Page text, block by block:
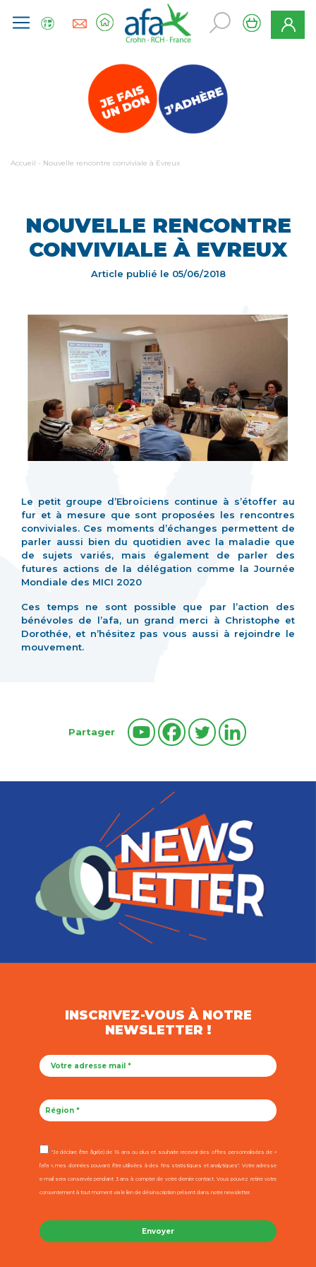
Accueil - Nouvelle rencontre conviviale à Evreux
NOUVELLE RENCONTRE
CONVIVIALE À EVREUX
Article publié le 05/06/2018
Le petit groupe d’Ebroïciens continue à s’étoffer au
fur et à mesure que sont proposées les rencontres
conviviales. Ces moments d’échanges permettent de
parler aussi bien du quotidien avec la maladie que
de sujets variés, mais également de parler des
futures actions de la délégation comme la Journée
Mondiale des MICI 2020
Ces temps ne sont possible que par l’action des
bénévoles de l’afa, un grand merci à Christophe et
Dorothée, et n’hésitez pas vous aussi à rejoindre le
mouvement.
Partager
INSCRIVEZ-VOUS À NOTRE
NEWSLETTER !
"Je déclare être âgé(e) de 16 ans ou plus et souhaite recevoir des offres personnalisées de «
l’afa », mes données pouvant être utilisées à des fins statistiques et analytiques". Votre adresse
e-mail sera conservée pendant 3 ans à compter de votre dernier contact. Vous pouvez retirer votre
consentement à tout moment via le lien de désinscription présent dans notre newsletter.